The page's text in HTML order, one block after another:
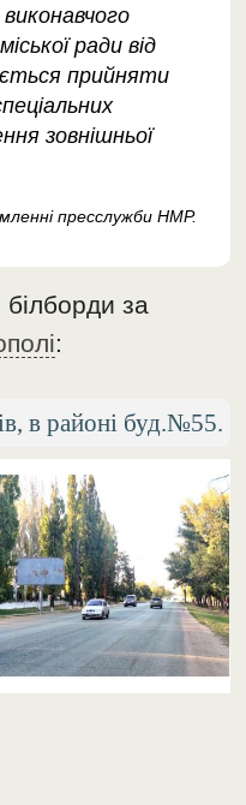
ради від
прийняти
зовнішньої
пресслужби НМР.
за
:
в районі буд.№55.